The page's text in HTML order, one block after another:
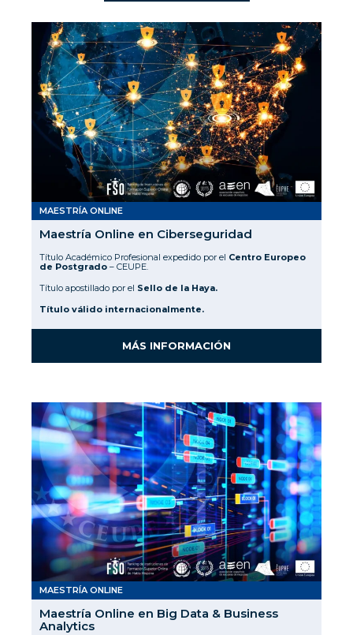
MAESTRÍA ONLINE
Maestría Online en Ciberseguridad
Título Académico Profesional expedido por el Centro Europeo
de Postgrado – CEUPE.
Título apostillado por el Sello de la Haya.
Título válido internacionalmente.
MÁS INFORMACIÓN
MAESTRÍA ONLINE
Maestría Online en Big Data & Business
Analytics